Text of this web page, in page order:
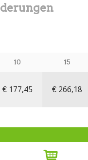
10 15
€177,45 €266,18